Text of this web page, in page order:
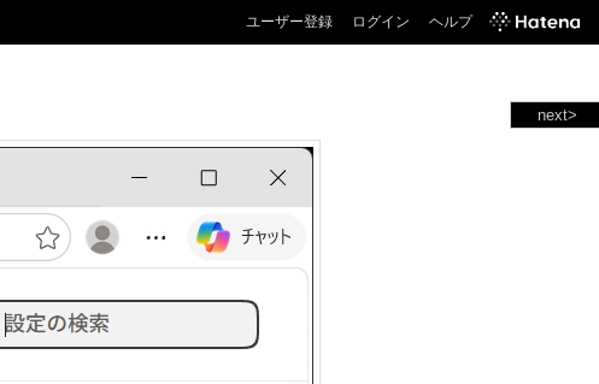
ユーザー登録 ログイン ヘルプ
next>